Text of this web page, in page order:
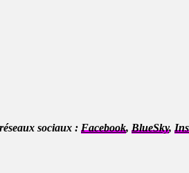
sociaux : Facebook, BlueSky,